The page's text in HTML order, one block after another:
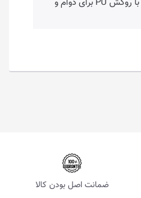
ضمانت اصل بودن کالا